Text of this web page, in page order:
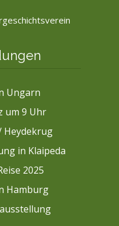
Ungarn
um 9 Uhr
Heydekrug
in Klaipeda
2025
Hamburg